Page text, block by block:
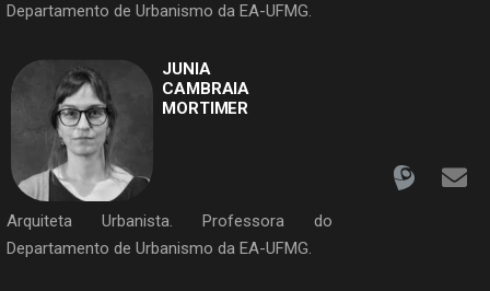
Departamento de Urbanismo da EA-UFMG.
JUNIA
CAMBRAIA
MORTIMER
Arquiteta Urbanista. Professora do
Departamento de Urbanismo da EA-UFMG.